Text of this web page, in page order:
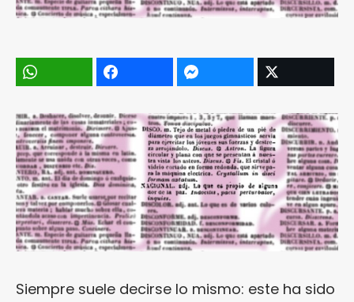
Siempre suele decirse lo mismo: este ha sido